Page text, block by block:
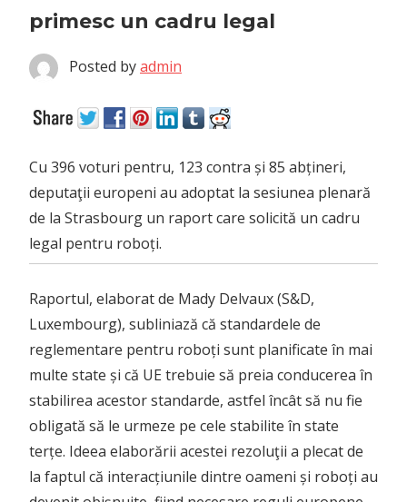
primesc un cadru legal
Posted byadmin
Cu 396 voturi pentru, 123 contra și 85 abțineri,
deputaţii europeni au adoptat la sesiunea plenară
de la Strasbourg un raport care solicită un cadru
legal pentru roboți.
Raportul, elaborat de Mady Delvaux (S&D,
Luxembourg), subliniază că standardele de
reglementare pentru roboți sunt planificate în mai
multe state și că UE trebuie să preia conducerea în
stabilirea acestor standarde, astfel încât să nu fie
obligată să le urmeze pe cele stabilite în state
terțe. Ideea elaborării acestei rezoluţii a plecat de
la faptul că interacțiunile dintre oameni și roboți au